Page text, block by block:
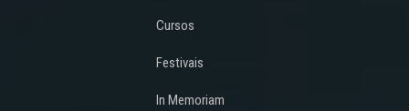
Cursos
Festivais
In Memoriam